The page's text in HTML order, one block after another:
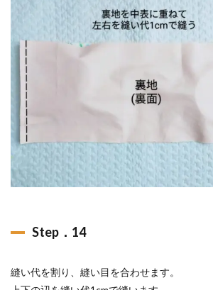
Step．14
縫い代を割り、縫い目を合わせます。